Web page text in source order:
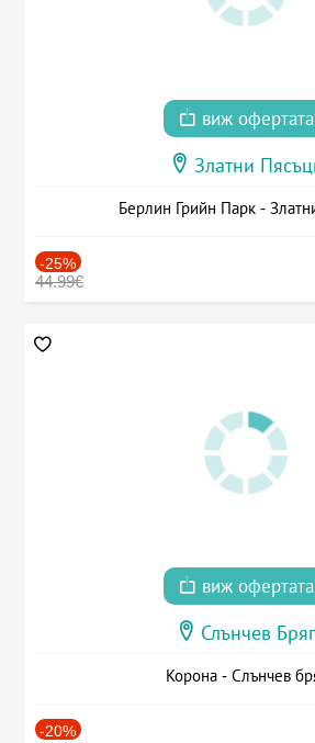
виж офертата
Златни
Берлин Грийн Парк -
-25%
44.99€
виж офертата
Слънчев Бряг
Корона - Слънчев
-20%